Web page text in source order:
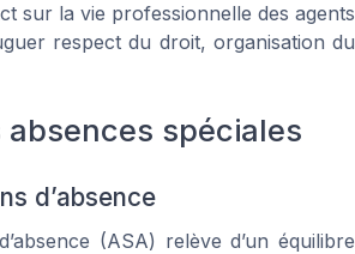
sur la vie professionnelle des agents
respect du droit, organisation du
absences spéciales
d’absence
(ASA) relève d’un équilibre